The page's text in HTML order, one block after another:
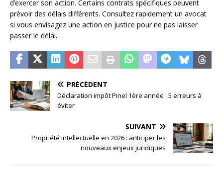
d’exercer son action. Certains contrats spécifiques peuvent
prévoir des délais différents. Consultez rapidement un avocat
si vous envisagez une action en justice pour ne pas laisser
passer le délai.
PRÉCÉDENT
Déclaration impôt Pinel 1ère année : 5 erreurs à
éviter
SUIVANT
Propriété intellectuelle en 2026 : anticiper les
nouveaux enjeux juridiques